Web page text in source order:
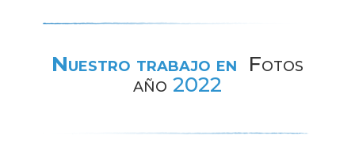
Nuestro trabajo en Fotos
año 2022